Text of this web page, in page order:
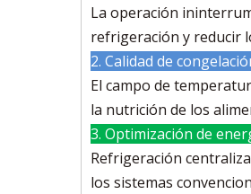
La operación
refrigeración y reducir
2. Calidad de
El campo de
la nutrición de los
3. Optimización de
Refrigeración
los sistemas